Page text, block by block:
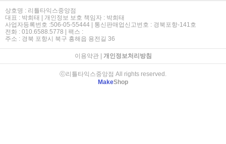
상호명 : 리틀타익스중앙점
대표 : 박희태 | 개인정보 보호 책임자 : 박희태
사업자등록번호 :506-05-55444 | 통신판매업신고번호 : 경북포항-141호
전화 : 010.6588.5778 | 팩스 :
주소 : 경북 포항시 북구 흥해읍 용전길 36
이용약관| 개인정보처리방침
ⓒ리틀타익스중앙점 All rights reserved.
MakeShop